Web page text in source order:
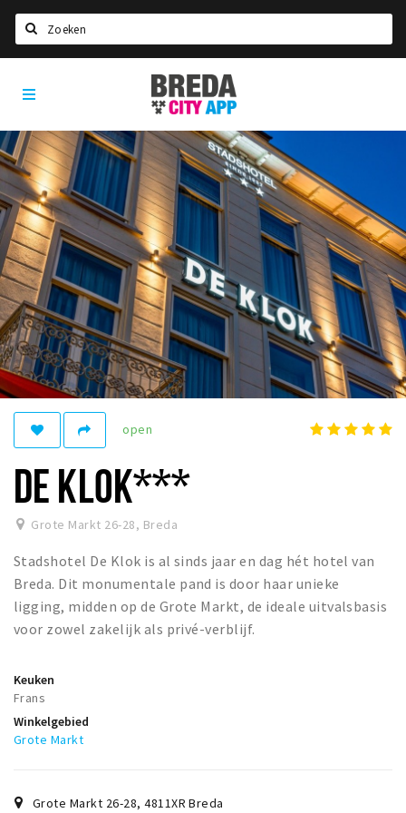
Home
Agenda
Deals
Party pics
Nieuws, interviews & blogs
Eten
Drinken
Slapen
Recreatief
Winkels
Winkelgebieden
Bezienswaardigheden
Musea, theaters & podia
Uitjes & activiteiten
Toeristische routes
Natuurgebieden
Sport
Privacy
Breda
City
App
open
DE KLOK***
Grote Markt 26-28, Breda
Stadshotel De Klok is al sinds jaar en dag hét hotel van
Breda. Dit monumentale pand is door haar unieke
ligging, midden op de Grote Markt, de ideale uitvalsbasis
voor zowel zakelijk als privé-verblijf.
Keuken
Frans
Winkelgebied
Grote Markt
Grote Markt 26-28,4811XR Breda